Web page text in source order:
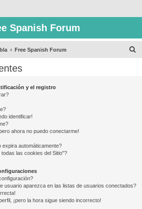
Spanish Forum
Free Spanish Forum
y el registro
identificar!
ahora no puedo conectarme!
expira automáticamente?
las cookies del Sitio"?
usuario aparezca en las listas de usuarios conectados?
¡pero la hora sigue siendo incorrecto!